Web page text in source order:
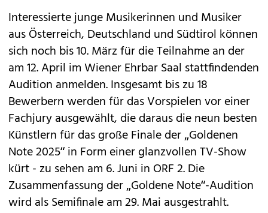
Interessierte junge Musikerinnen und Musiker
aus Österreich, Deutschland und Südtirol können
sich noch bis 10. März für die Teilnahme an der
am 12. April im Wiener Ehrbar Saal stattfindenden
Audition anmelden. Insgesamt bis zu 18
Bewerbern werden für das Vorspielen vor einer
Fachjury ausgewählt, die daraus die neun besten
Künstlern für das große Finale der „Goldenen
Note 2025“ in Form einer glanzvollen TV-Show
kürt - zu sehen am 6. Juni in ORF 2. Die
Zusammenfassung der „Goldene Note“-Audition
wird als Semifinale am 29. Mai ausgestrahlt.